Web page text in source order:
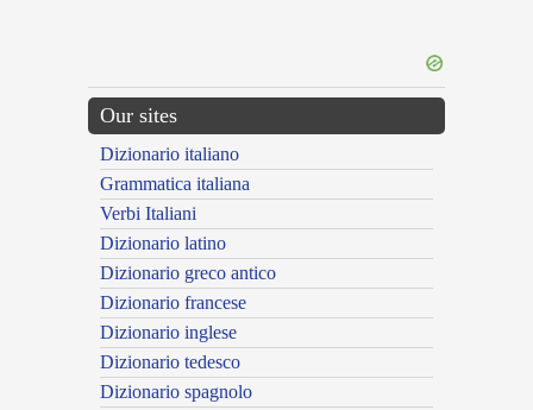
Our sites
Dizionario italiano
Grammatica italiana
Verbi Italiani
Dizionario latino
Dizionario greco antico
Dizionario francese
Dizionario inglese
Dizionario tedesco
Dizionario spagnolo